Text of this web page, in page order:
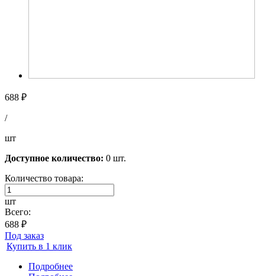
688 ₽
/
шт
Доступное количество: 0 шт.
Количество товара:
шт
Всего:
688 ₽
Под заказ
Купить в 1 клик
Подробнее